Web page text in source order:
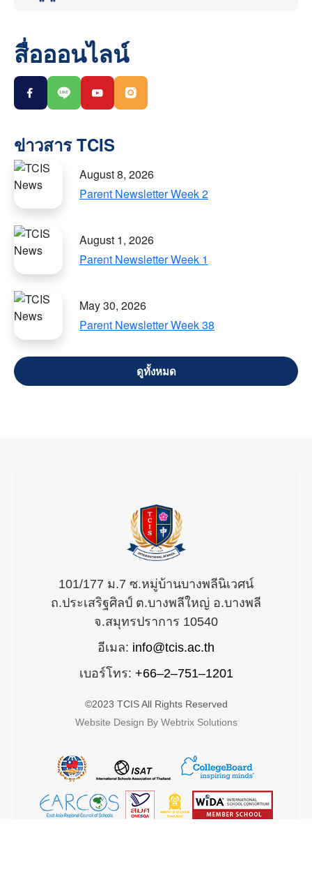
สื่อออนไลน์
August 8, 2026
Parent Newsletter Week 2
August 1, 2026
Parent Newsletter Week 1
May 30, 2026
Parent Newsletter Week 38
VIEW ALL
101/177 ม.7 ซ.หมู่บ้านบางพลีนิเวศน์
ถ.ประเสริฐศิลป์ ต.บางพลีใหญ่ อ.บางพลี
จ.สมุทรปราการ 10540
อีเมล: info@tcis.ac.th
เบอร์โทร: +66–2–751–1201
©2023 TCIS All Rights Reserved
Website Design By Webtrix Solutions